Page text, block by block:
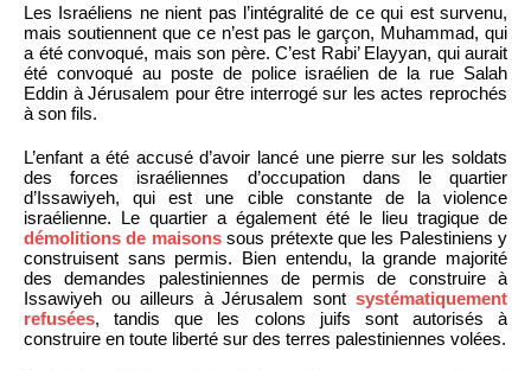
Les Israéliens ne nient pas l’intégralité de ce qui est survenu,
mais soutiennent que ce n’est pas le garçon, Muhammad, qui
a été convoqué, mais son père. C’est Rabi’ Elayyan, qui aurait
été convoqué au poste de police israélien de la rue Salah
Eddin à Jérusalem pour être interrogé sur les actes reprochés
à son fils.
L’enfant a été accusé d’avoir lancé une pierre sur les soldats
des forces israéliennes d’occupation dans le quartier
d’Issawiyeh, qui est une cible constante de la violence
israélienne. Le quartier a également été le lieu tragique de
démolitions de maisonssous prétexte que les Palestiniens y
construisent sans permis. Bien entendu, la grande majorité
des demandes palestiniennes de permis de construire à
Issawiyeh ou ailleurs à Jérusalem sont systématiquement
refusées, tandis que les colons juifs sont autorisés à
construire en toute liberté sur des terres palestiniennes volées.